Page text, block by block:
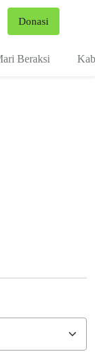
Donasi
Beraksi